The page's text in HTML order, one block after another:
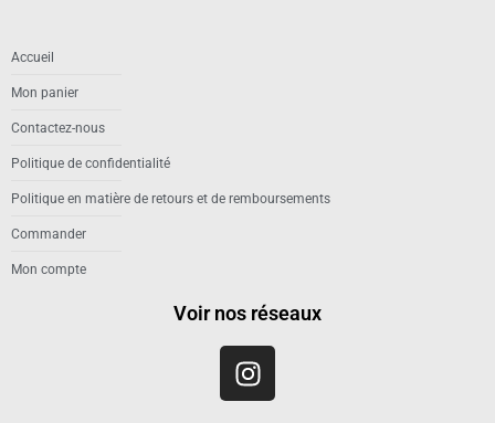
Accueil
Mon panier
Contactez-nous
Politique de confidentialité
Politique en matière de retours et de remboursements
Commander
Mon compte
Voir nos réseaux